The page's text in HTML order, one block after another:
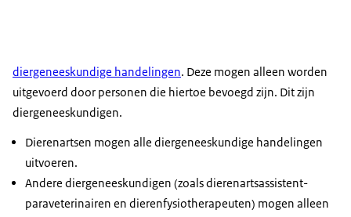
diergeneeskundige handelingen. Deze mogen alleen worden
uitgevoerd door personen die hiertoe bevoegd zijn. Dit zijn
diergeneeskundigen.
Dierenartsen mogen alle diergeneeskundige handelingen
uitvoeren.
Andere diergeneeskundigen (zoals dierenartsassistent-
paraveterinairen en dierenfysiotherapeuten) mogen alleen